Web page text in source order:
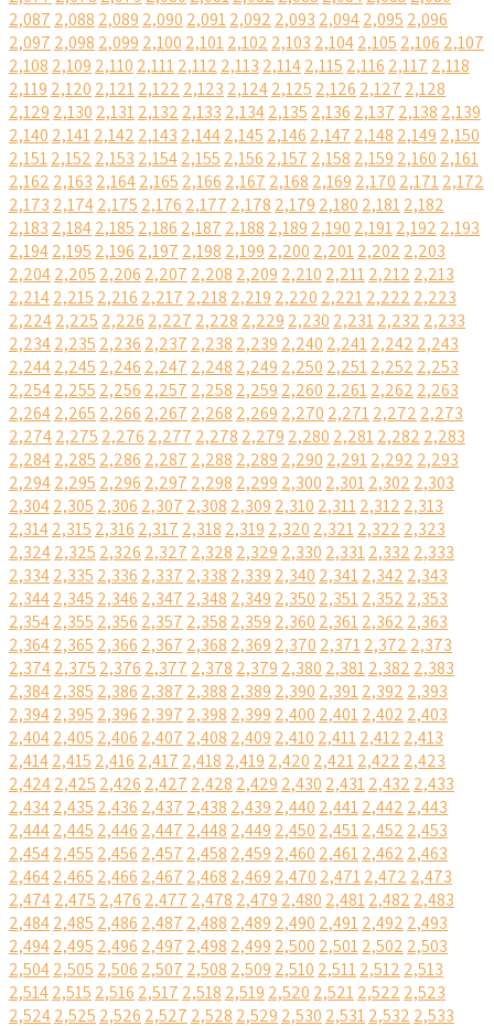
2,087 2,088 2,089 2,090 2,0912,092 2,093 2,0942,095 2,096
2,097 2,098 2,099 2,100 2,1012,102 2,103 2,1042,105 2,106 2,107
2,108 2,109 2,110 2,1112,112 2,113 2,1142,115 2,116 2,117 2,118
2,119 2,120 2,1212,122 2,123 2,1242,125 2,126 2,127 2,128
2,129 2,130 2,1312,132 2,133 2,1342,135 2,136 2,137 2,138 2,139
2,140 2,1412,142 2,143 2,1442,145 2,146 2,147 2,148 2,149 2,150
2,1512,152 2,153 2,1542,155 2,156 2,157 2,158 2,159 2,160 2,161
2,162 2,163 2,1642,165 2,166 2,167 2,168 2,169 2,170 2,1712,172
2,173 2,1742,175 2,176 2,177 2,178 2,179 2,180 2,1812,182
2,183 2,1842,185 2,186 2,187 2,188 2,189 2,190 2,1912,192 2,193
2,1942,195 2,196 2,197 2,198 2,199 2,200 2,2012,202 2,203
2,2042,205 2,206 2,207 2,208 2,209 2,210 2,2112,212 2,213
2,2142,215 2,216 2,217 2,218 2,219 2,220 2,2212,222 2,223
2,2242,225 2,226 2,227 2,228 2,229 2,230 2,2312,232 2,233
2,2342,235 2,236 2,237 2,238 2,239 2,240 2,2412,242 2,243
2,2442,245 2,246 2,247 2,248 2,249 2,250 2,2512,252 2,253
2,2542,255 2,256 2,257 2,258 2,259 2,260 2,2612,262 2,263
2,2642,265 2,266 2,267 2,268 2,269 2,270 2,2712,272 2,273
2,2742,275 2,276 2,277 2,278 2,279 2,280 2,2812,282 2,283
2,2842,285 2,286 2,287 2,288 2,289 2,290 2,2912,292 2,293
2,2942,295 2,296 2,297 2,298 2,299 2,300 2,3012,302 2,303
2,3042,305 2,306 2,307 2,308 2,309 2,310 2,3112,312 2,313
2,3142,315 2,316 2,317 2,318 2,319 2,320 2,3212,322 2,323
2,3242,325 2,326 2,327 2,328 2,329 2,330 2,3312,332 2,333
2,3342,335 2,336 2,337 2,338 2,339 2,340 2,3412,342 2,343
2,3442,345 2,346 2,347 2,348 2,349 2,350 2,3512,352 2,353
2,3542,355 2,356 2,357 2,358 2,359 2,360 2,3612,362 2,363
2,3642,365 2,366 2,367 2,368 2,369 2,370 2,3712,372 2,373
2,3742,375 2,376 2,377 2,378 2,379 2,380 2,3812,382 2,383
2,3842,385 2,386 2,387 2,388 2,389 2,390 2,3912,392 2,393
2,3942,395 2,396 2,397 2,398 2,399 2,400 2,4012,402 2,403
2,4042,405 2,406 2,407 2,408 2,409 2,410 2,4112,412 2,413
2,4142,415 2,416 2,417 2,418 2,419 2,420 2,4212,422 2,423
2,4242,425 2,426 2,427 2,428 2,429 2,430 2,4312,432 2,433
2,4342,435 2,436 2,437 2,438 2,439 2,440 2,4412,442 2,443
2,4442,445 2,446 2,447 2,448 2,449 2,450 2,4512,452 2,453
2,4542,455 2,456 2,457 2,458 2,459 2,460 2,4612,462 2,463
2,4642,465 2,466 2,467 2,468 2,469 2,470 2,4712,472 2,473
2,4742,475 2,476 2,477 2,478 2,479 2,480 2,4812,482 2,483
2,4842,485 2,486 2,487 2,488 2,489 2,490 2,4912,492 2,493
2,4942,495 2,496 2,497 2,498 2,499 2,500 2,5012,502 2,503
2,5042,505 2,506 2,507 2,508 2,509 2,510 2,5112,512 2,513
2,5142,515 2,516 2,517 2,518 2,519 2,520 2,5212,522 2,523
2,5242,525 2,526 2,527 2,528 2,529 2,530 2,5312,532 2,533